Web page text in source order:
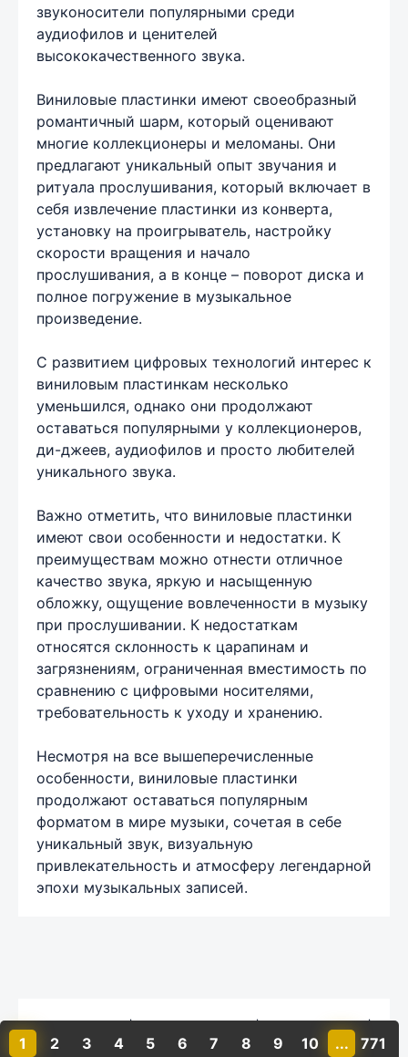
1 2 3 4 5 6 7 8 9 10 ... 771
звуконосители популярными среди
аудиофилов и ценителей
высококачественного звука.
Виниловые пластинки имеют своеобразный
романтичный шарм, который оценивают
многие коллекционеры и меломаны. Они
предлагают уникальный опыт звучания и
ритуала прослушивания, который включает в
себя извлечение пластинки из конверта,
установку на проигрыватель, настройку
скорости вращения и начало
прослушивания, а в конце – поворот диска и
полное погружение в музыкальное
произведение.
С развитием цифровых технологий интерес к
виниловым пластинкам несколько
уменьшился, однако они продолжают
оставаться популярными у коллекционеров,
ди-джеев, аудиофилов и просто любителей
уникального звука.
Важно отметить, что виниловые пластинки
имеют свои особенности и недостатки. К
преимуществам можно отнести отличное
качество звука, яркую и насыщенную
обложку, ощущение вовлеченности в музыку
при прослушивании. К недостаткам
относятся склонность к царапинам и
загрязнениям, ограниченная вместимость по
сравнению с цифровыми носителями,
требовательность к уходу и хранению.
Несмотря на все вышеперечисленные
особенности, виниловые пластинки
продолжают оставаться популярным
форматом в мире музыки, сочетая в себе
уникальный звук, визуальную
привлекательность и атмосферу легендарной
эпохи музыкальных записей.
Комментарии
Политика конфиденциальности